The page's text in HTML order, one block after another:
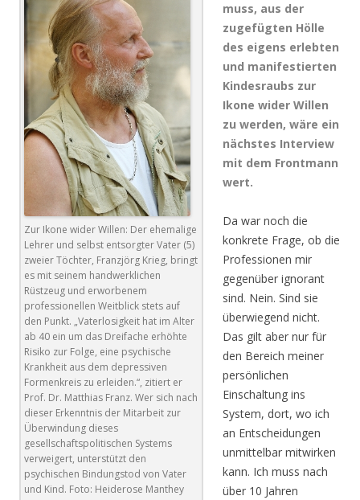
Zur Ikone wider Willen: Der ehemalige
Lehrer und selbst entsorgter Vater (5)
zweier Töchter, Franzjörg Krieg, bringt
es mit seinem handwerklichen
Rüstzeug und erworbenem
professionellen Weitblick stets auf
den Punkt. „Vaterlosigkeit hat im Alter
ab 40 ein um das Dreifache erhöhte
Risiko zur Folge, eine psychische
Krankheit aus dem depressiven
Formenkreis zu erleiden.“, zitiert er
Prof. Dr. Matthias Franz. Wer sich nach
dieser Erkenntnis der Mitarbeit zur
Überwindung dieses
gesellschaftspolitischen Systems
verweigert, unterstützt den
psychischen Bindungstod von Vater
und Kind. Foto: Heiderose Manthey
muss, aus der
zugefügten Hölle
des eigens erlebten
und manifestierten
Kindesraubs zur
Ikone wider Willen
zu werden, wäre ein
nächstes Interview
mit dem Frontmann
wert.
Da war noch die
konkrete Frage, ob die
Professionen mir
gegenüber ignorant
sind. Nein. Sind sie
überwiegend nicht.
Das gilt aber nur für
den Bereich meiner
persönlichen
Einschaltung ins
System, dort, wo ich
an Entscheidungen
unmittelbar mitwirken
kann. Ich muss nach
über 10 Jahren